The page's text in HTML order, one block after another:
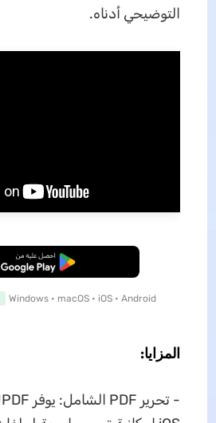
التوضيحي أدناه.
تنزيل مجاني
Windows • macOS • iOS • Android
المزايا: